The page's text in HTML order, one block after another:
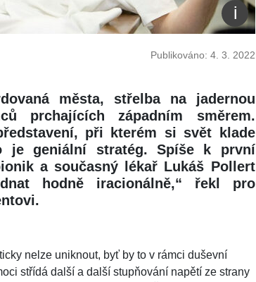
Publikováno: 4. 3. 2022
města, střelba na jadernou
prchajících západním směrem.
při kterém si svět klade
je geniální stratég. Spíše k první
a současný lékař Lukáš Pollert
hodně iracionálně,“ řekl pro
nelze uniknout, byť by to v rámci duševní
střídá další a další stupňování napětí ze strany